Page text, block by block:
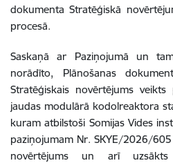
dokumenta Stratēģiskā
procesā.
Saskaņā ar Paziņojumā un
norādīto, Plānošanas
Stratēģiskais novērtējums
jaudas modulārā kodolreaktora
kuram atbilstoši Somijas Vides
paziņojumam Nr. SKYE/2026/
novērtējums un arī uzsākts